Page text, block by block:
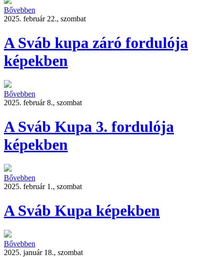
Bővebben
2025. február 22., szombat
A Sváb kupa záró fordulója
képekben
Bővebben
2025. február 8., szombat
A Sváb Kupa 3. fordulója
képekben
Bővebben
2025. február 1., szombat
A Sváb Kupa képekben
Bővebben
2025. január 18., szombat